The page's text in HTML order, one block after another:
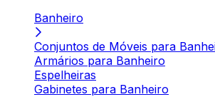
Banheiro
Conjuntos de Móveis para
Armários para Banheiro
Espelheiras
Gabinetes para Banheiro